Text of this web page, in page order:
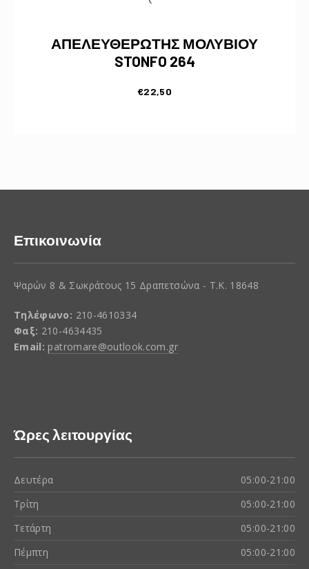
ΑΠΕΛΕΥΘΕΡΩΤΗΣ ΜΟΛΥΒΙΟΥ
STONFO 264
€22,50
Επικοινωνία
Ψαρών 8 & Σωκράτους 15 Δραπετσώνα - Τ.Κ. 18648
Τηλέφωνο: 210-4610334
Φαξ: 210-4634435
Email: patromare@outlook.com.gr
Ώρες λειτουργίας
Δευτέρα
05:00-21:00
Τρίτη
05:00-21:00
Τετάρτη
05:00-21:00
Πέμπτη
05:00-21:00